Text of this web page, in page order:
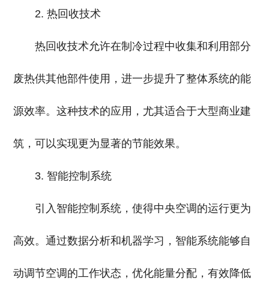
2. 热回收技术
热回收技术允许在制冷过程中收集和利用部分
废热供其他部件使用，进一步提升了整体系统的能
源效率。这种技术的应用，尤其适合于大型商业建
筑，可以实现更为显著的节能效果。
3. 智能控制系统
引入智能控制系统，使得中央空调的运行更为
高效。通过数据分析和机器学习，智能系统能够自
动调节空调的工作状态，优化能量分配，有效降低